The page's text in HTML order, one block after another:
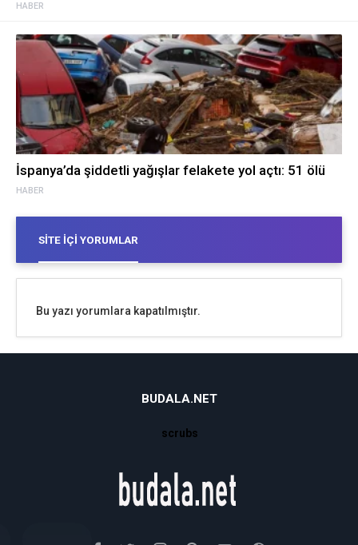
HABER
HABER
İspanya’da şiddetli yağışlar felakete yol açtı: 51 ölü
SITE İÇI YORUMLAR
Bu yazı yorumlara kapatılmıştır.
BUDALA.NET
scrubs